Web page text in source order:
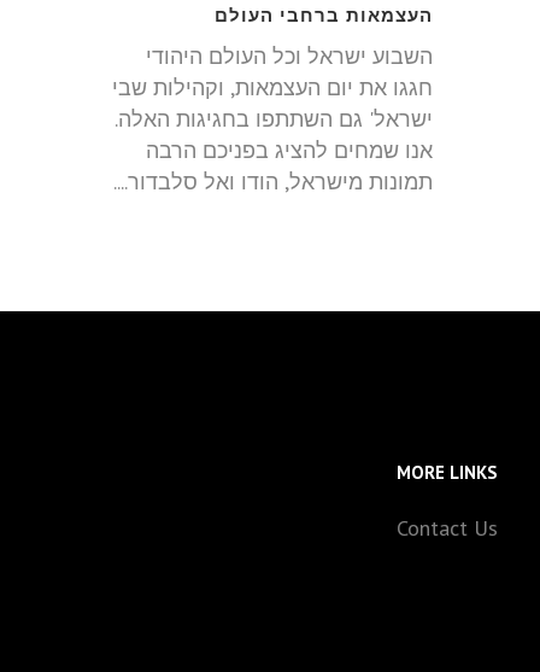
העצמאות ברחבי העולם
השבוע ישראל וכל העולם היהודי
חגגו את יום העצמאות, וקהילות שבי
ישראל' גם השתתפו בחגיגות האלה.
אנו שמחים להציג בפניכם הרבה
תמונות מישראל, הודו ואל סלבדור....
MORE LINKS
Contact Us